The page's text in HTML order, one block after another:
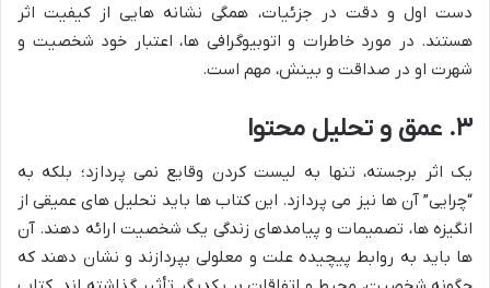
دست اول و دقت در جزئیات، همگی نشانه هایی از کیفیت اثر
هستند. در مورد خاطرات و اتوبیوگرافی ها، اعتبار خود شخصیت و
شهرت او در صداقت و بینش، مهم است.
۳. عمق و تحلیل محتوا
یک اثر برجسته، تنها به لیست کردن وقایع نمی پردازد؛ بلکه به
“چرایی” آن ها نیز می پردازد. این کتاب ها باید تحلیل های عمیقی از
انگیزه ها، تصمیمات و پیامدهای زندگی یک شخصیت ارائه دهند. آن
ها باید به روابط پیچیده علت و معلولی بپردازند و نشان دهند که